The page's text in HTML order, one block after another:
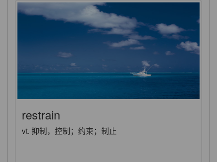
restrain
vt. 抑制，控制；约束；制止